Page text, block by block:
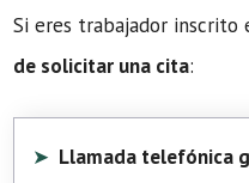
Si eres trabajador inscrito
de solicitar una cita:
Llamada telefónica